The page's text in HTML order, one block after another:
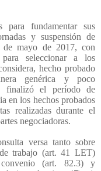
para fundamentar sus
y suspensión de
mayo de 2017, con
seleccionar a los
hecho probado
genérica y poco
finalizó el período de
en los hechos probados
realizadas durante el
negociadoras.
versa tanto sobre
trabajo (art. 41 LET)
(art. 82.3) y